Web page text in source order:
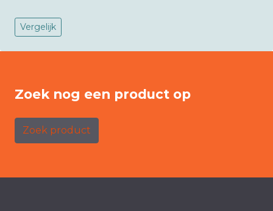
Vergelijk
Zoek nog een product op
Zoek product